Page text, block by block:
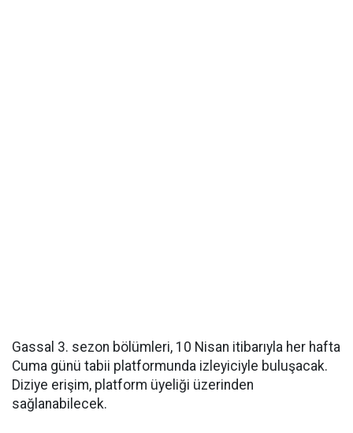
Gassal 3. sezon bölümleri, 10 Nisan itibarıyla her hafta
Cuma günü tabii platformunda izleyiciyle buluşacak.
Diziye erişim, platform üyeliği üzerinden
sağlanabilecek.